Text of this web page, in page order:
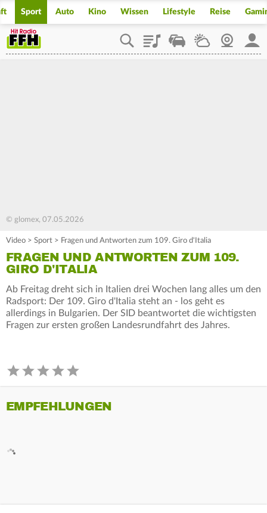
Sport Auto Kino Wissen Lifestyle Reise
PlaylistStaupilotWetterWebcam
© glomex, 07.05.2026
Video > Sport > Fragen und Antworten zum 109. Giro d'Italia
FRAGEN UND ANTWORTEN ZUM 109.
GIRO D'ITALIA
Ab Freitag dreht sich in Italien drei Wochen lang alles um den
Radsport: Der 109. Giro d'Italia steht an - los geht es
allerdings in Bulgarien. Der SID beantwortet die wichtigsten
Fragen zur ersten großen Landesrundfahrt des Jahres.
EMPFEHLUNGEN